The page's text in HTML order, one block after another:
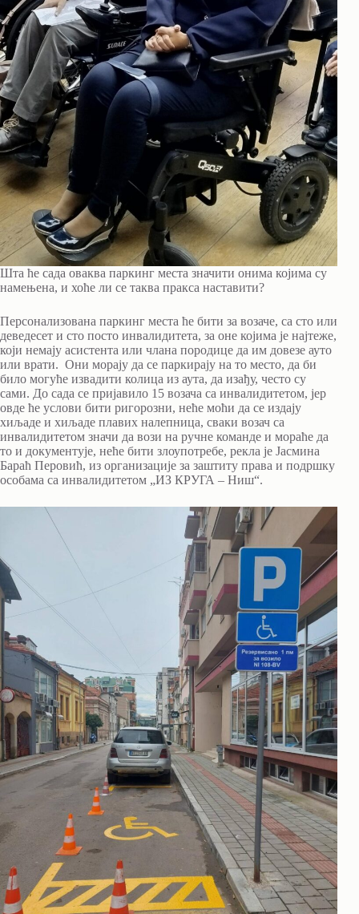
Шта ће сада оваква паркинг места значити онима којима су
намењена, и хоће ли се таква пракса наставити?
Персонализована паркинг места ће бити за возаче, са сто или
деведесет и сто посто инвалидитета, за оне којима је најтеже,
који немају асистента или члана породице да им довезе ауто
или врати. Они морају да се паркирају на то место, да би
било могуће извадити колица из аута, да изађу, често су
сами. До сада се пријавило 15 возача са инвалидитетом, јер
овде ће услови бити ригорозни, неће моћи да се издају
хиљаде и хиљаде плавих налепница, сваки возач са
инвалидитетом значи да вози на ручне команде и мораће да
то и документује, неће бити злоупотребе, рекла је Јасмина
Бараћ Перовић, из организације за заштиту права и подршку
особама са инвалидитетом „ИЗ КРУГА – Ниш“.